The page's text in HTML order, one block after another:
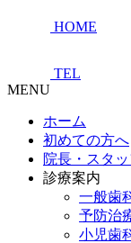
HOME
TEL
MENU
ホーム
初めての方へ
院長・スタ
診療案内
一般歯
予防治
小児歯